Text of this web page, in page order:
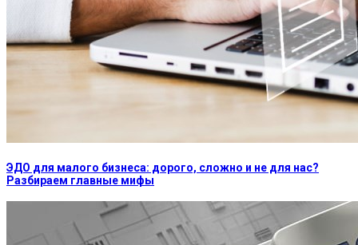
ЭДО для малого бизнеса: дорого, сложно и не для нас?
Разбираем главные мифы